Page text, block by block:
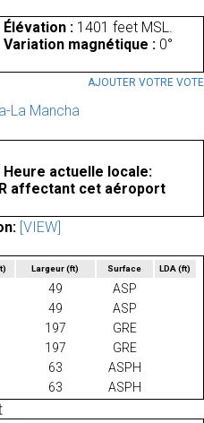
Élévation : 1401 feet MSL.
Variation magnétique : 0°
AJOUTER VOTRE VOTE
La Mancha
Heure actuelle locale:
affectant cet aéroport
[VIEW]
Largeur(ft) Surface LDA(ft)
49
ASP
49
ASP
197
GRE
197
GRE
63
ASPH
63 ASPH